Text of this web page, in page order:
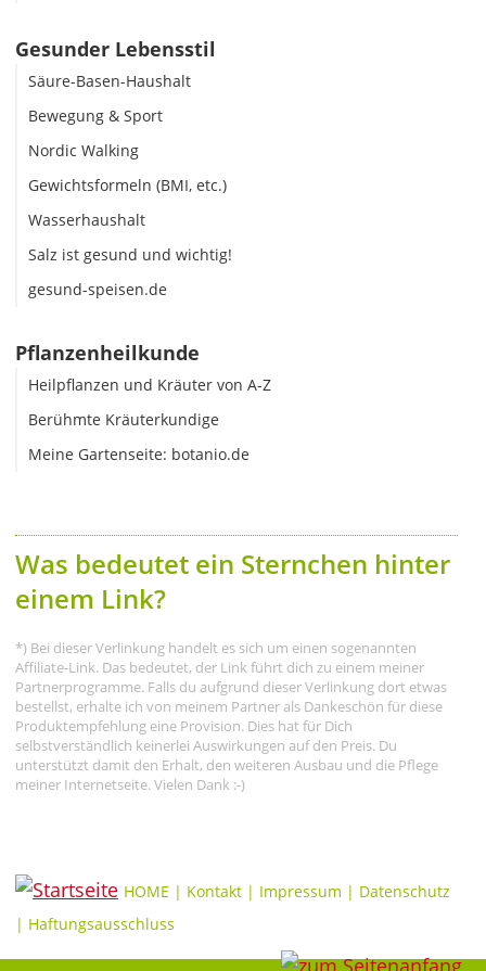
Gesunder Lebensstil
Säure-Basen-Haushalt
Bewegung & Sport
Nordic Walking
Gewichtsformeln (BMI, etc.)
Wasserhaushalt
Salz ist gesund und wichtig!
gesund-speisen.de
Pflanzenheilkunde
Heilpflanzen und Kräuter von A-Z
Berühmte Kräuterkundige
Meine Gartenseite: botanio.de
Was bedeutet ein Sternchen hinter
einem Link?
*) Bei dieser Verlinkung handelt es sich um einen sogenannten
Affiliate-Link. Das bedeutet, der Link führt dich zu einem meiner
Partnerprogramme. Falls du aufgrund dieser Verlinkung dort etwas
bestellst, erhalte ich von meinem Partner als Dankeschön für diese
Produktempfehlung eine Provision. Dies hat für Dich
selbstverständlich keinerlei Auswirkungen auf den Preis. Du
unterstützt damit den Erhalt, den weiteren Ausbau und die Pflege
meiner Internetseite. Vielen Dank :-)
HOME | Kontakt | Impressum | Datenschutz
| Haftungsausschluss